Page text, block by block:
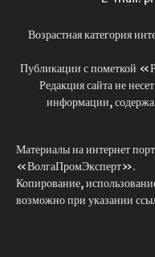
Возрастная категория
Публикации с пометкой
Редакция сайта не
информации,
Материалы на интернет
«ВолгаПромЭксперт».
Копирование,
возможно при указании